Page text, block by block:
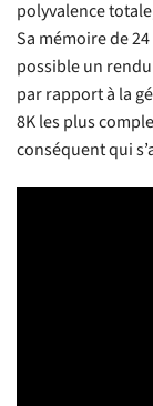
polyvalence
Sa mémoire de
possible un
par rapport à la
8K les plus
conséquent qui